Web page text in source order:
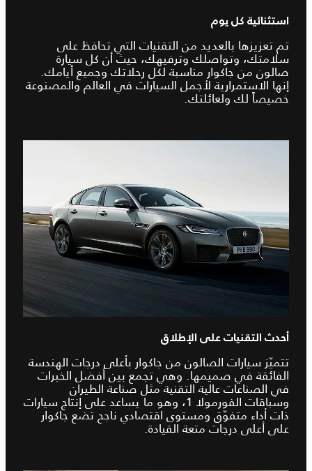
استثنائية كل يوم
تم تعزيزها بالعديد من التقنيات التي تحافظ على
سلامتك، وتواصلك وترفيهك، حيث أن كل سيارة
صالون من جاكوار مناسبة لكل رحلاتك وجميع أيامك.
إنها الاستمرارية لأجمل السيارات في العالم والمصنوعة
خصيصاً لك ولعائلتك.
أحدث التقنيات على الإطلاق
تتميّز سيارات الصالون من جاكوار بأعلى درجات الهندسة
الفائقة في صميمها. وهي تجمع بين أفضل الخبرات
في الصناعات عالية التقنية مثل صناعة الطيران
وسباقات الفورمولا 1، وهو ما يساعد على إنتاج سيارات
ذات أداء متفوّق ومستوى اقتصادي ناجح تضع جاكوار
على أعلى درجات متعة القيادة.